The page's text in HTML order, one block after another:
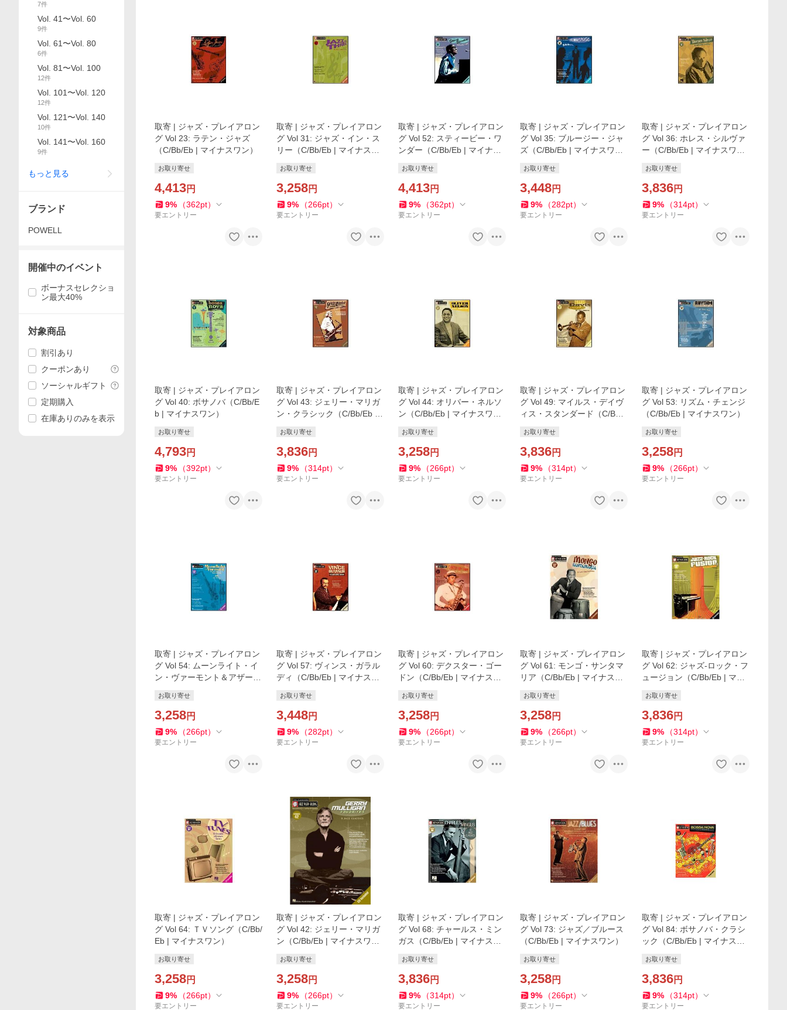
取寄 | ジャズ・プレイアロン
グ Vol 23: ラテン・ジャズ
（C/Bb/Eb | マイナスワン）
お取り寄せ
4,413円
9% （362pt）
要エントリー
取寄 | ジャズ・プレイアロン
グ Vol 31: ジャズ・イン・ス
リー（C/Bb/Eb | マイナスワ
お取り寄せ
3,258円
9% （266pt）
要エントリー
取寄 | ジャズ・プレイアロン
グ Vol 52: スティービー・ワ
ンダー（C/Bb/Eb | マイナス
お取り寄せ
4,413円
9% （362pt）
要エントリー
取寄 | ジャズ・プレイアロン
グ Vol 35: ブルージー・ジャ
ズ（C/Bb/Eb | マイナスワ
お取り寄せ
3,448円
9% （282pt）
要エントリー
取寄 | ジャズ・プレイアロン
グ Vol 36: ホレス・シルヴァ
ー（C/Bb/Eb | マイナスワ
お取り寄せ
3,836円
9% （314pt）
要エントリー
取寄 | ジャズ・プレイアロン
グ Vol 40: ボサノバ（C/Bb/E
b | マイナスワン）
お取り寄せ
4,793円
9% （392pt）
要エントリー
取寄 | ジャズ・プレイアロン
グ Vol 43: ジェリー・マリガ
ン・クラシック（C/Bb/Eb |
お取り寄せ
3,836円
9% （314pt）
要エントリー
取寄 | ジャズ・プレイアロン
グ Vol 44: オリバー・ネルソ
ン（C/Bb/Eb | マイナスワ
お取り寄せ
3,258円
9% （266pt）
要エントリー
取寄 | ジャズ・プレイアロン
グ Vol 49: マイルス・デイヴ
ィス・スタンダード（C/Bb/E
お取り寄せ
3,836円
9% （314pt）
要エントリー
取寄 | ジャズ・プレイアロン
グ Vol 53: リズム・チェンジ
（C/Bb/Eb | マイナスワン）
お取り寄せ
3,258円
9% （266pt）
要エントリー
取寄 | ジャズ・プレイアロン
グ Vol 54: ムーンライト・イ
ン・ヴァーモント＆アザー・
Bb/Eb | マイナスワン）
お取り寄せ
3,258円
9% （266pt）
要エントリー
取寄 | ジャズ・プレイアロン
グ Vol 57: ヴィンス・ガラル
ディ（C/Bb/Eb | マイナスワ
お取り寄せ
3,448円
9% （282pt）
要エントリー
取寄 | ジャズ・プレイアロン
グ Vol 60: デクスター・ゴー
ドン（C/Bb/Eb | マイナスワ
お取り寄せ
3,258円
9% （266pt）
要エントリー
取寄 | ジャズ・プレイアロン
グ Vol 61: モンゴ・サンタマ
リア（C/Bb/Eb | マイナスワ
お取り寄せ
3,258円
9% （266pt）
要エントリー
取寄 | ジャズ・プレイアロン
グ Vol 62: ジャズ-ロック・フ
ュージョン（C/Bb/Eb | マイ
お取り寄せ
3,836円
9% （314pt）
要エントリー
取寄 | ジャズ・プレイアロン
グ Vol 64: ＴＶソング（C/Bb/
Eb | マイナスワン）
お取り寄せ
3,258円
9% （266pt）
要エントリー
取寄 | ジャズ・プレイアロン
グ Vol 42: ジェリー・マリガ
ン（C/Bb/Eb | マイナスワ
お取り寄せ
3,258円
9% （266pt）
要エントリー
取寄 | ジャズ・プレイアロン
グ Vol 68: チャールス・ミン
ガス（C/Bb/Eb | マイナスワ
お取り寄せ
3,836円
9% （314pt）
要エントリー
取寄 | ジャズ・プレイアロン
グ Vol 73: ジャズ／ブルース
（C/Bb/Eb | マイナスワン）
お取り寄せ
3,258円
9% （266pt）
要エントリー
取寄 | ジャズ・プレイアロン
グ Vol 84: ボサノバ・クラシ
ック（C/Bb/Eb | マイナスワ
お取り寄せ
3,836円
9% （314pt）
要エントリー
7件
Vol. 41〜Vol. 60
9件
Vol. 61〜Vol. 80
6件
Vol. 81〜Vol. 100
12件
Vol. 101〜Vol. 120
12件
Vol. 121〜Vol. 140
10件
Vol. 141〜Vol. 160
9件
もっと見る
ブランド
POWELL
開催中のイベント
ボーナスセレクショ
ン最大40%
対象商品
割引あり
クーポンあり
ソーシャルギフト
定期購入
在庫ありのみを表示